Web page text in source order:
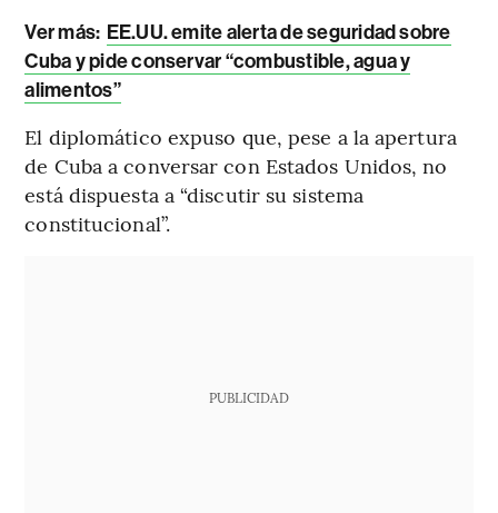
Ver más: EE.UU. emite alerta de seguridad sobre
Cuba y pide conservar “combustible, agua y
alimentos”
El diplomático expuso que, pese a la apertura
de Cuba a conversar con Estados Unidos, no
está dispuesta a “discutir su sistema
constitucional”.
PUBLICIDAD